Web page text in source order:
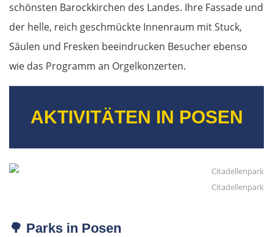
schönsten Barockkirchen des Landes. Ihre Fassade und
der helle, reich geschmückte Innenraum mit Stuck,
Säulen und Fresken beeindrucken Besucher ebenso
wie das Programm an Orgelkonzerten.
AKTIVITÄTEN IN POSEN
Citadellenpark
🌳 Parks in Posen